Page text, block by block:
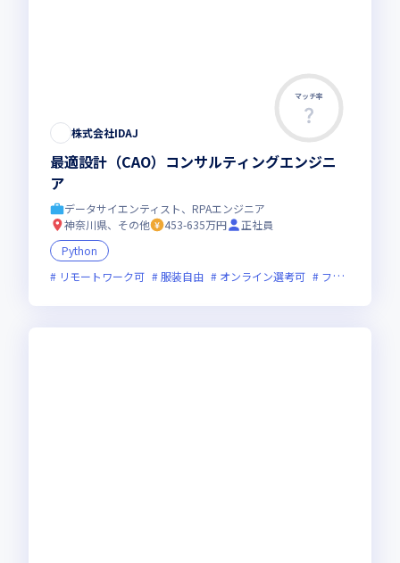
マッチ率
株式会社IDAJ
最適設計（CAO）コンサルティングエンジニ
ア
データサイエンティスト、RPAエンジニア
神奈川県、その他
453-635万円
正社員
Python
リモートワーク可
服装自由 オンライン選考可 フレックス制度あり